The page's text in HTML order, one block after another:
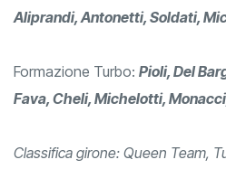
Aliprandi, Antonetti, Soldati,
Formazione Turbo: Pioli, Del
Fava, Cheli, Michelotti,
Classifica girone: Queen Team,